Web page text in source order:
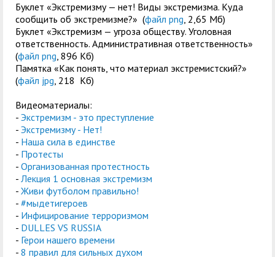
Буклет «Экстремизму — нет! Виды экстремизма. Куда
сообщить об экстремизме?» (файл png, 2,65 Мб)
Буклет «Экстремизм — угроза обществу. Уголовная
ответственность. Административная ответственность»
(файл png, 896 Кб)
Памятка «Как понять, что материал экстремистский?»
(файл jpg, 218 Кб)
Видеоматериалы:
- Экстремизм - это преступление
- Экстремизму - Нет!
- Наша сила в единстве
- Протесты
- Организованная протестность
- Лекция 1 основная экстремизм
- Живи футболом правильно!
- #мыдетигероев
- Инфицирование терроризмом
- DULLES VS RUSSIA
- Герои нашего времени
- 8 правил для сильных духом